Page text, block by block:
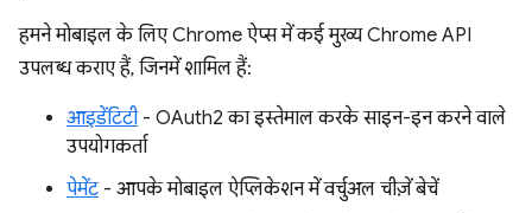
हमने मोबाइल के लिए Chrome ऐप्स में कई मुख्य Chrome API
उपलब्ध कराए हैं, जिनमें शामिल हैं:
आइडेंटिटी- OAuth2 का इस्तेमाल करके साइन-इन करने वाले
उपयोगकर्ता
पेमेंट- आपके मोबाइल ऐप्लिकेशन में वर्चुअल चीज़ें बेचें